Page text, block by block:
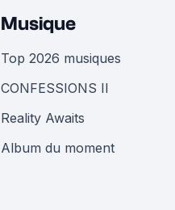
Musique
Top 2026 musiques
CONFESSIONS II
Reality Awaits
Album du moment